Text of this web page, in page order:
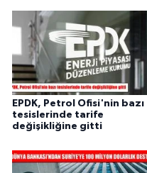
EPDK, Petrol Ofisi'nin bazı
tesislerinde tarife
değişikliğine gitti